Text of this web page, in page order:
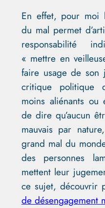
En effet, pour moi
du mal permet
responsabilité
« mettre en
faire usage de son
critique politique
moins aliénants ou
de dire qu’aucun
mauvais par
grand mal du
des personnes
mettent leur
ce sujet, découvrir
de désengagement